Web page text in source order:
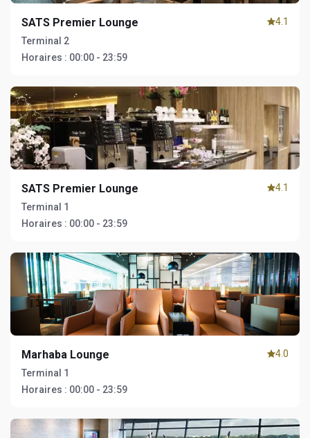
SATS Premier Lounge
Terminal 2
Horaires : 00:00 - 23:59
4.1
SATS Premier Lounge
Terminal 1
Horaires : 00:00 - 23:59
4.1
Marhaba Lounge
Terminal 1
Horaires : 00:00 - 23:59
4.0